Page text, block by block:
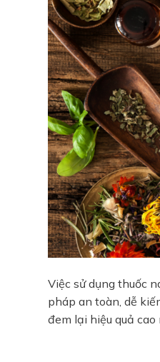
Việc sử dụng thuốc
pháp an toàn, dễ
đem lại hiệu quả